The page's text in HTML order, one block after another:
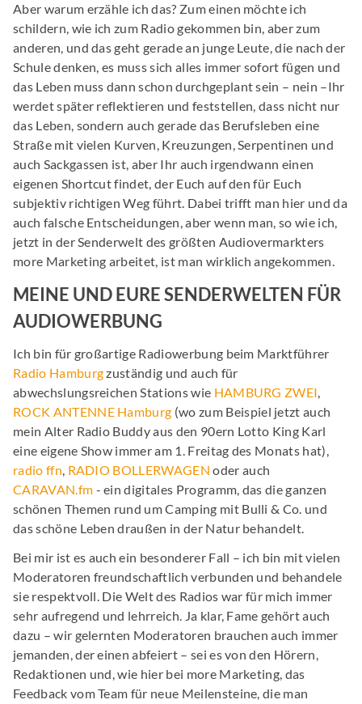
Aber warum erzähle ich das? Zum einen möchte ich
schildern, wie ich zum Radio gekommen bin, aber zum
anderen, und das geht gerade an junge Leute, die nach der
Schule denken, es muss sich alles immer sofort fügen und
das Leben muss dann schon durchgeplant sein – nein –Ihr
werdet später reflektieren und feststellen, dass nicht nur
das Leben, sondern auch gerade das Berufsleben eine
Straße mit vielen Kurven, Kreuzungen, Serpentinen und
auch Sackgassen ist, aber Ihr auch irgendwann einen
eigenen Shortcut findet, der Euch auf den für Euch
subjektiv richtigen Weg führt. Dabei trifft man hier und da
auch falsche Entscheidungen, aber wenn man, so wie ich,
jetzt in der Senderwelt des größten Audiovermarkters
more Marketing arbeitet, ist man wirklich angekommen.
MEINE UND EURE SENDERWELTEN FÜR
AUDIOWERBUNG
Ich bin für großartige Radiowerbung beim Marktführer
Radio Hamburgzuständig und auch für
abwechslungsreichen Stations wie HAMBURG ZWEI,
ROCK ANTENNE Hamburg (wo zum Beispiel jetzt auch
mein Alter Radio Buddy aus den 90ern Lotto King Karl
eine eigene Show immer am 1. Freitag des Monats hat),
radio ffn, RADIO BOLLERWAGEN oder auch
CARAVAN.fm - ein digitales Programm, das die ganzen
schönen Themen rund um Camping mit Bulli & Co. und
das schöne Leben draußen in der Natur behandelt.
Bei mir ist es auch ein besonderer Fall – ich bin mit vielen
Moderatoren freundschaftlich verbunden und behandele
sie respektvoll. Die Welt des Radios war für mich immer
sehr aufregend und lehrreich. Ja klar, Fame gehört auch
dazu – wir gelernten Moderatoren brauchen auch immer
jemanden, der einen abfeiert – sei es von den Hörern,
Redaktionen und, wie hier bei more Marketing, das
Feedback vom Team für neue Meilensteine, die man